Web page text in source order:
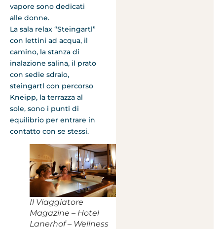
vapore sono dedicati
alle donne.
La sala relax “Steingartl”
con lettini ad acqua, il
camino, la stanza di
inalazione salina, il prato
con sedie sdraio,
steingartl con percorso
Kneipp, la terrazza al
sole, sono i punti di
equilibrio per entrare in
contatto con se stessi.
Il Viaggiatore
Magazine – Hotel
Lanerhof – Wellness